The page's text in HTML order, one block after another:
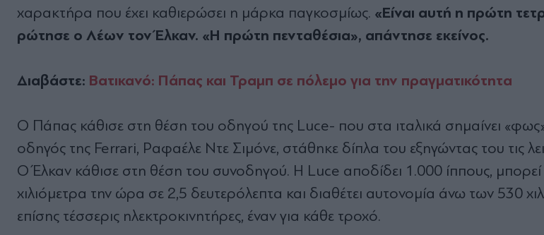
χαρακτήρα που έχει καθιερώσει η μάρκα παγκοσμίως. «Είναι αυτή η πρώτη
ρώτησε ο Λέων τον Έλκαν. «Η πρώτη πενταθέσια», απάντησε εκείνος.
Διαβάστε: Βατικανό: Πάπας και Τραμπ σε πόλεμο για την πραγματικότητα
Ο Πάπας κάθισε στη θέση του οδηγού της Luce- που στα ιταλικά σημαίνει
οδηγός της Ferrari, Ραφαέλε Ντε Σιμόνε, στάθηκε δίπλα του εξηγώντας του τις
Ο Έλκαν κάθισε στη θέση του συνοδηγού. Η Luce αποδίδει 1.000 ίππους,
χιλιόμετρα την ώρα σε 2,5 δευτερόλεπτα και διαθέτει αυτονομία άνω των 530
επίσης τέσσερις ηλεκτροκινητήρες, έναν για κάθε τροχό.